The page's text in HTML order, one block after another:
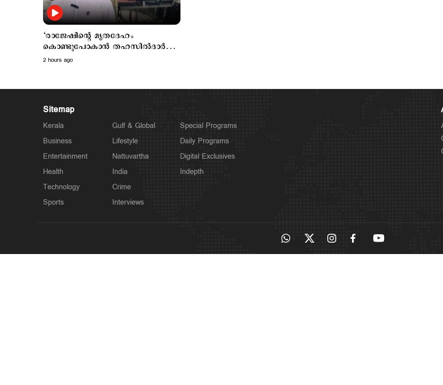
‘രാജേഷിന്‍റെ മൃതദേഹം
കൊണ്ടുപോകാന്‍ തഹസില്‍ദാര്‍
പണം ആവശ്യപ്പെട്ടു’;
2 hours ago
Sitemap
Kerala
Business
Entertainment
Health
Technology
Sports
Gulf & Global
Lifestyle
Nattuvartha
India
Crime
Interviews
Special Programs
Daily Programs
Digital Exclusives
Indepth